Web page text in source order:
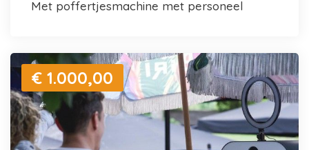
met poffertjesmachine met personeel
€ 1.000,00